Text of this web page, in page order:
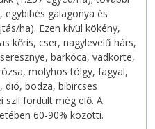
galagonya és
ha). Ezen kívül kökény,
kőris, cser, nagylevelű hárs,
barkóca, vadkörte,
molyhos tölgy, fagyal,
dió, bodza, bibircses
szil fordult még elő. A
60-90% közötti.